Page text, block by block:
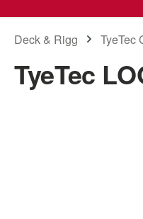
Deck & Rigg TyeTec
TyeTec